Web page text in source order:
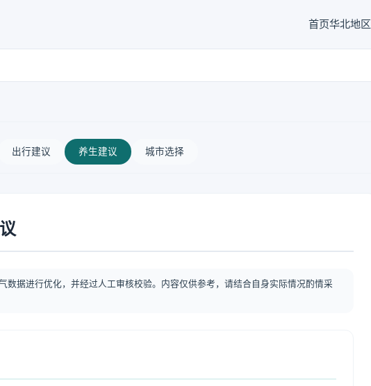
首页华北地区
出行建议 养生建议 城市选择
据进行优化，并经过人工审核校验。内容仅供参考，请结合自身实际情况酌情采